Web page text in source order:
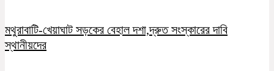
মথুরাবাটি-খেয়াঘাট সড়কের বেহাল দশা,দ্রুত সংস্কারের দাবি
স্থানীয়দের